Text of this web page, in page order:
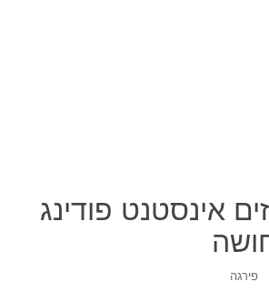
אינסטנט פודינג
פירגה